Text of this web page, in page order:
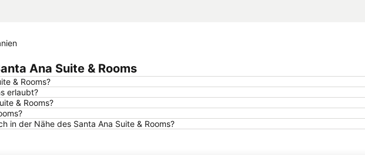
Ana Suite & Rooms
& Rooms?
erlaubt?
& Rooms?
in der Nähe des Santa Ana Suite & Rooms?